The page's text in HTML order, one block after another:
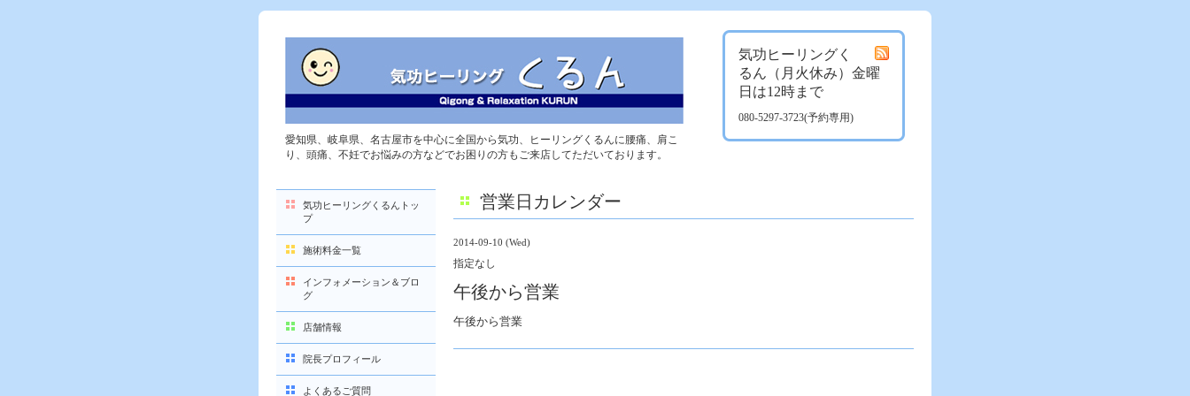
気功ヒーリングく
るん（月火休み）金曜
日は12時まで
080-5297-3723(予約専用)
愛知県、岐阜県、名古屋市を中心に全国から気功、ヒーリングくるんに腰痛、肩こ
り、頭痛、不妊でお悩みの方などでお困りの方もご来店してただいております。
営業日カレンダー
2014-09-10 (Wed)
指定なし
午後から営業
午後から営業
気功ヒーリングくるんトッ
プ
施術料金一覧
インフォメーション＆ブロ
グ
店舗情報
院長プロフィール
よくあるご質問